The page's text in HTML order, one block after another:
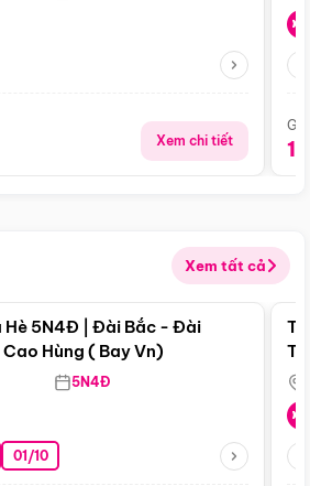
Xem chi tiết
Xem tất cả
Điểm nổi bật
Hè 5N4Đ | Đài Bắc - Đài
Hùng ( Bay Vn)
5N4Đ
01/10